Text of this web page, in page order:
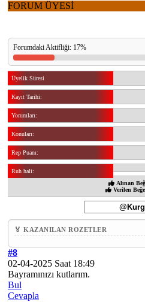
FORUM ÜYESİ
Forumdaki Aktifliği: 17%
Üyelik Süresi
Kayıt Tarihi:
Yorumları:
Konuları:
Rep Puanı:
Ruh hali:
Alınan
Verilen
🏅 KAZANILAN ROZETLER
#8
02-04-2025 Saat 18:49
Bayramınızı kutlarım.
Bul
Cevapla